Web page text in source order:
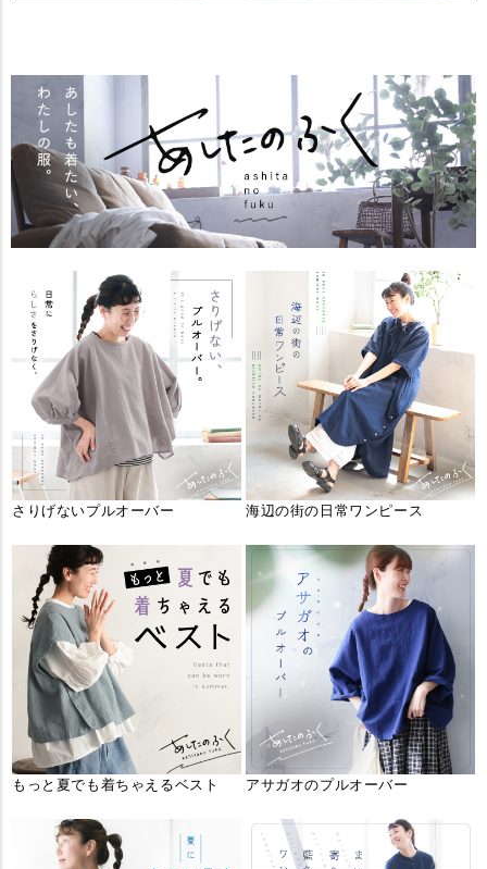
さりげないプルオーバー 海辺の街の日常ワンピース
もっと夏でも着ちゃえるベスト アサガオのプルオーバー